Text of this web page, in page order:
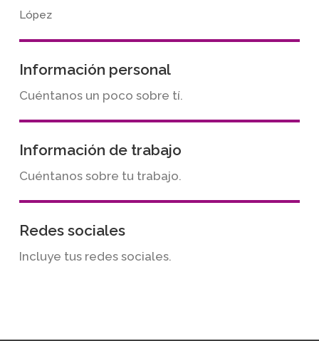
López
Información personal
Cuéntanos un poco sobre tí.
Información de trabajo
Cuéntanos sobre tu trabajo.
Redes sociales
Incluye tus redes sociales.